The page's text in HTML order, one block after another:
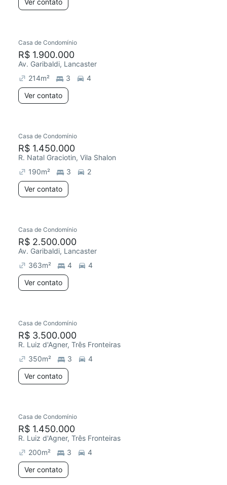
Ver contato
Casa de Condomínio
R$ 1.900.000
Av. Garibaldi, Lancaster
214m² 3
4
Ver contato
Casa de Condomínio
R$ 1.450.000
R. Natal Graciotin, Vila Shalon
190m² 3
2
Ver contato
Casa de Condomínio
R$ 2.500.000
Av. Garibaldi, Lancaster
363m² 4
4
Ver contato
Casa de Condomínio
R$ 3.500.000
R. Luiz d'Agner, Três Fronteiras
350m² 3
4
Ver contato
Casa de Condomínio
R$ 1.450.000
R. Luiz d'Agner, Três Fronteiras
200m² 3
4
Ver contato